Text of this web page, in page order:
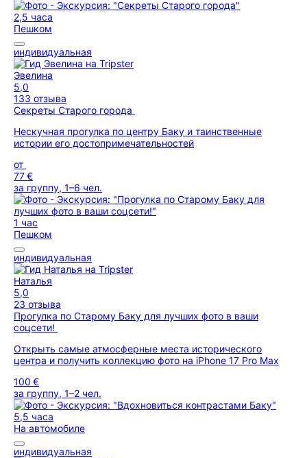
2,5 часа
Пешком
индивидуальная
Эвелина
5,0
133 отзыва
Секреты Старого города
Нескучная прогулка по центру Баку и таинственные
истории его достопримечательностей
от
77 €
за группу, 1–6 чел.
1 час
Пешком
индивидуальная
Наталья
5,0
23 отзыва
Прогулка по Старому Баку для лучших фото в ваши
соцсети!
Открыть самые атмосферные места исторического
центра и получить коллекцию фото на iPhone 17 Pro Max
100 €
за группу, 1–2 чел.
5,5 часа
На автомобиле
индивидуальная